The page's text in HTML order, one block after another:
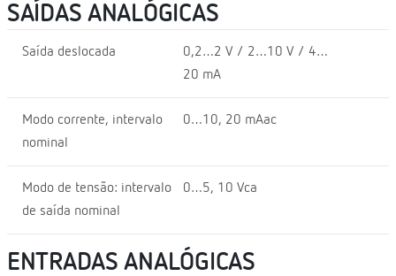
SAÍDAS ANALÓGICAS
Saída deslocada
0,2…2 V / 2…10 V / 4…
20 mA
Modo corrente, intervalo
nominal
0…10, 20 mAac
Modo de tensão: intervalo
de saída nominal
0…5, 10 Vca
ENTRADAS ANALÓGICAS